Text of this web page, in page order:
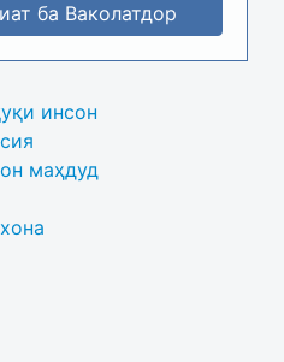
ба Ваколатдор
инсон
маҳдуд